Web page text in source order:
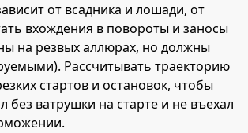
от всадника и лошади, от
вхождения в повороты и заносы
на резвых аллюрах, но должны
Рассчитывать траекторию
стартов и остановок, чтобы
без ватрушки на старте и не въехал